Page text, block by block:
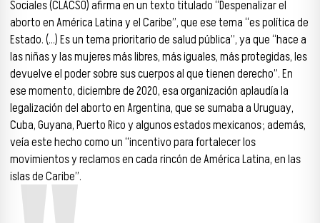
Sociales (CLACSO) afirma en un texto titulado “Despenalizar el
aborto en América Latina y el Caribe”, que ese tema “es política de
Estado. (…) Es un tema prioritario de salud pública”, ya que “hace a
las niñas y las mujeres más libres, más iguales, más protegidas, les
devuelve el poder sobre sus cuerpos al que tienen derecho”. En
ese momento, diciembre de 2020, esa organización aplaudía la
legalización del aborto en Argentina, que se sumaba a Uruguay,
Cuba, Guyana, Puerto Rico y algunos estados mexicanos; además,
veía este hecho como un “incentivo para fortalecer los
movimientos y reclamos en cada rincón de América Latina, en las
islas de Caribe”.